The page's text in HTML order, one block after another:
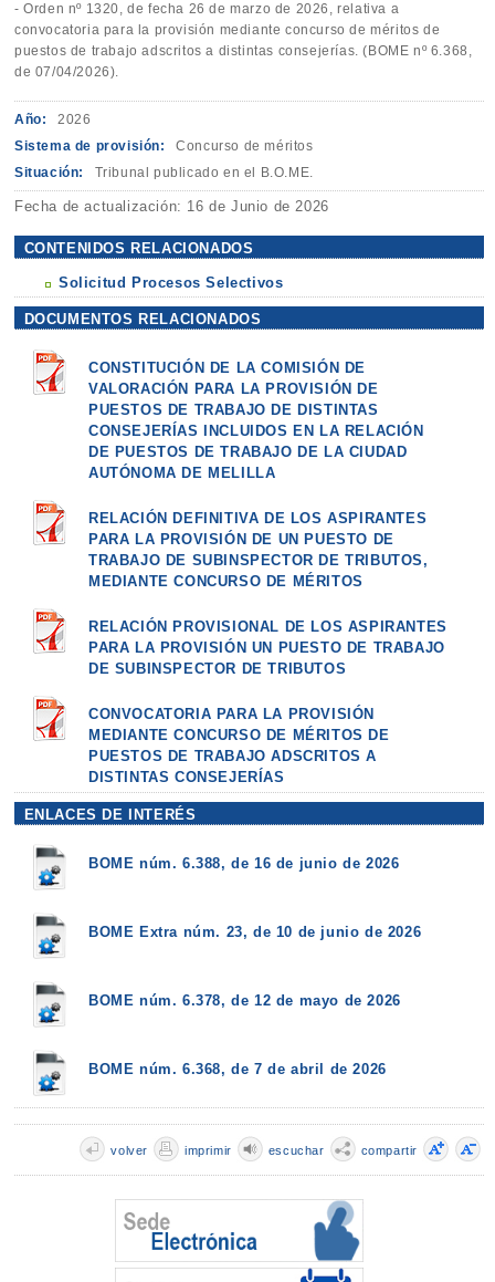
- Orden nº 1320, de fecha 26 de marzo de 2026, relativa a
convocatoria para la provisión mediante concurso de méritos de
puestos de trabajo adscritos a distintas consejerías. (BOME nº 6.368,
de 07/04/2026).
Año:
2026
Sistema de provisión:
Concurso de méritos
Situación:
Tribunal publicado en el B.O.ME.
Fecha de actualización: 16 de Junio de 2026
CONTENIDOS RELACIONADOS
Solicitud Procesos Selectivos
DOCUMENTOS RELACIONADOS
CONSTITUCIÓN DE LA COMISIÓN DE
VALORACIÓN PARA LA PROVISIÓN DE
PUESTOS DE TRABAJO DE DISTINTAS
CONSEJERÍAS INCLUIDOS EN LA RELACIÓN
DE PUESTOS DE TRABAJO DE LA CIUDAD
AUTÓNOMA DE MELILLA
RELACIÓN DEFINITIVA DE LOS ASPIRANTES
PARA LA PROVISIÓN DE UN PUESTO DE
TRABAJO DE SUBINSPECTOR DE TRIBUTOS,
MEDIANTE CONCURSO DE MÉRITOS
RELACIÓN PROVISIONAL DE LOS ASPIRANTES
PARA LA PROVISIÓN UN PUESTO DE TRABAJO
DE SUBINSPECTOR DE TRIBUTOS
CONVOCATORIA PARA LA PROVISIÓN
MEDIANTE CONCURSO DE MÉRITOS DE
PUESTOS DE TRABAJO ADSCRITOS A
DISTINTAS CONSEJERÍAS
ENLACES DE INTERÉS
BOME núm. 6.388, de 16 de junio de 2026
BOME Extra núm. 23, de 10 de junio de 2026
BOME núm. 6.378, de 12 de mayo de 2026
BOME núm. 6.368, de 7 de abril de 2026
compartir
escuchar
imprimir
volver